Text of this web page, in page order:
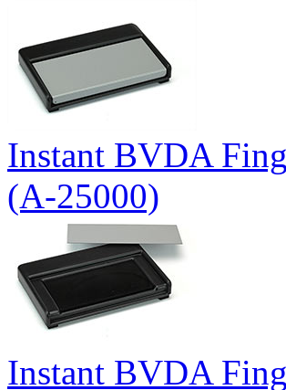
Instant BVDA
(A-25000)
Instant BVDA